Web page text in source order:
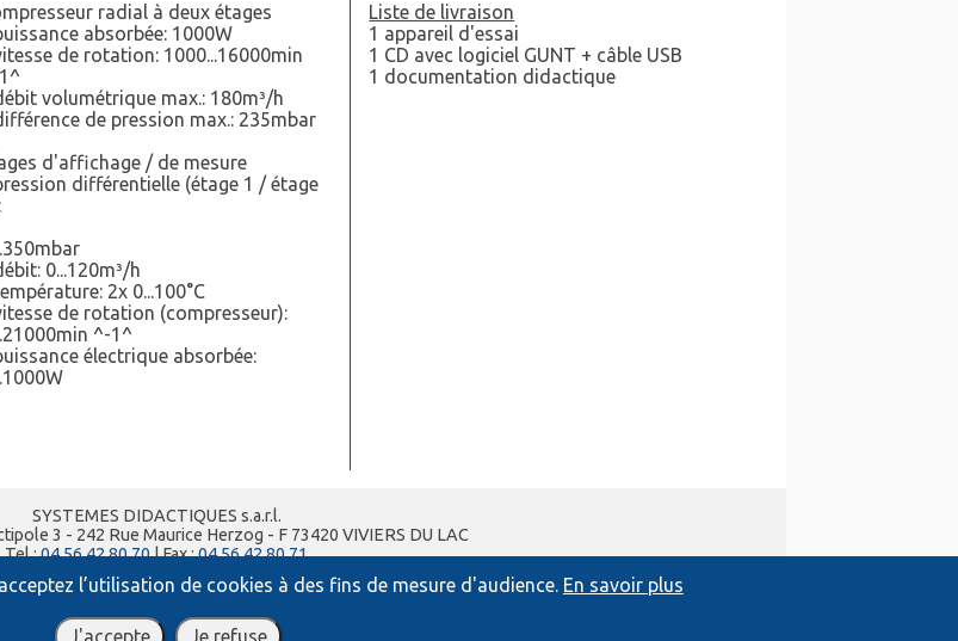
l’utilisation de cookies à des fins de mesure d'audience. En savoir plus
J'accepte Je refuse
radial à deux étages
absorbée: 1000W
de rotation: 1000...16000min
volumétrique max.: 180m³/h
de pression max.: 235mbar
d'affichage / de mesure
différentielle (étage 1 / étage
0...120m³/h
2x 0...100°C
de rotation (compresseur):
^-1^
électrique absorbée:
Liste de livraison
1 appareil d'essai
1 CD avec logiciel GUNT + câble USB
1 documentation didactique
SYSTEMES DIDACTIQUES s.a.r.l.
3 - 242 Rue Maurice Herzog - F 73420 VIVIERS DU LAC
Tel :04 56 42 80 70| Fax :04 56 42 80 71
xavier.granjon@systemes-didactiques.fr
www.systemes-didactiques.fr